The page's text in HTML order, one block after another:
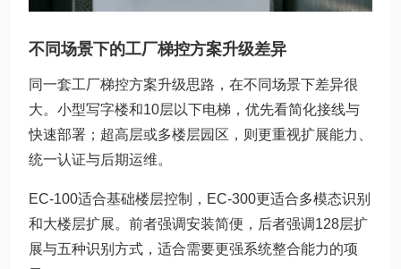
不同场景下的工厂梯控方案升级差异
同一套工厂梯控方案升级思路，在不同场景下差异很
大。小型写字楼和10层以下电梯，优先看简化接线与
快速部署；超高层或多楼层园区，则更重视扩展能力、
统一认证与后期运维。
EC-100适合基础楼层控制，EC-300更适合多模态识别
和大楼层扩展。前者强调安装简便，后者强调128层扩
展与五种识别方式，适合需要更强系统整合能力的项